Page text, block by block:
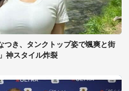
つき、タンクトップ姿で颯爽と街
神スタイル炸裂